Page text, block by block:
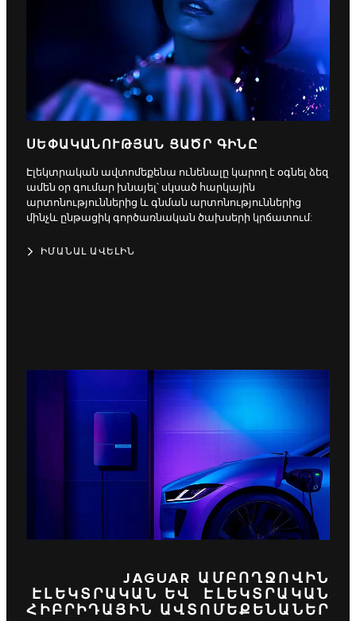
ՍԵՓԱԿԱՆՈՒԹՅԱՆ ՑԱԾՐ ԳԻՆԸ
Էլեկտրական ավտոմեքենա ունենալը կարող է օգնել ձեզ
ամեն օր գումար խնայել՝ սկսած հարկային
արտոնություններից և գնման արտոնություններից
մինչև ընթացիկ գործառնական ծախսերի կրճատում:
ԻՄԱՆԱԼ ԱՎԵԼԻՆ
JAGUAR ԱՄԲՈՂՋՈՎԻՆ
ԷԼԵԿՏՐԱԿԱՆ ԵՎ ԷԼԵԿՏՐԱԿԱՆ
ՀԻԲՐԻԴԱՅԻՆ ԱՎՏՈՄԵՔԵՆԱՆԵՐ